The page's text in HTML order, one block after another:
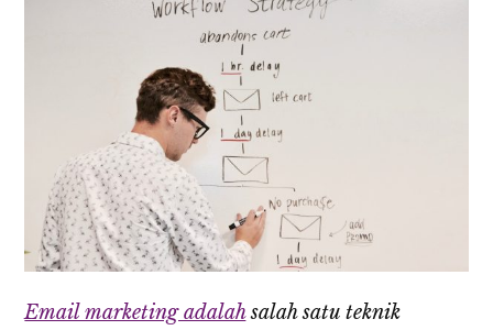
Email marketing adalahsalah satu teknik